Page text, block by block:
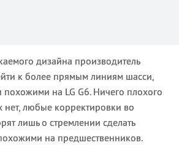
дизайна производитель
к более прямым линиям шасси,
похожими на LG G6. Ничего плохого
нет, любые корректировки во
лишь о стремлении сделать
на предшественников.